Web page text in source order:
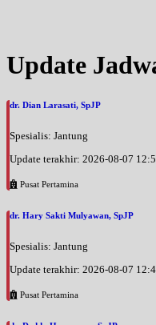
Update
dr. Dian Larasati, SpJP
Spesialis: Jantung
Update terakhir: 2026-08-07
Pusat Pertamina
dr. Hary Sakti Mulyawan, SpJP
Spesialis: Jantung
Update terakhir: 2026-08-07
Pusat Pertamina